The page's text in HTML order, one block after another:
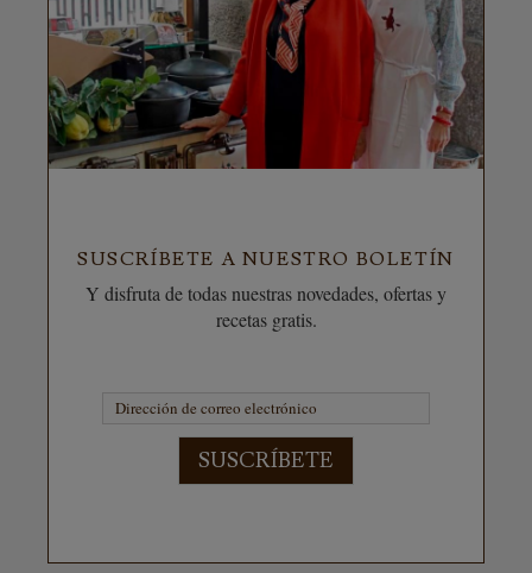
SUSCRÍBETE A NUESTRO BOLETÍN
Y disfruta de todas nuestras novedades, ofertas y
recetas gratis.
SUSCRÍBETE